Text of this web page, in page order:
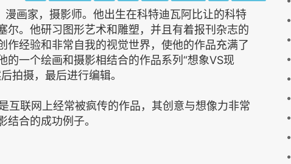
画家，摄影师。他出生在科特迪瓦阿比让的科特
尔。他研习图形艺术和雕塑，并且有着报刊杂志的
作经验和非常自我的视觉世界，使他的作品充满了
的一个绘画和摄影相结合的作品系列“想象VS现
拍摄，最后进行编辑。
互联网上经常被疯传的作品，其创意与想像力非常
合的成功例子。